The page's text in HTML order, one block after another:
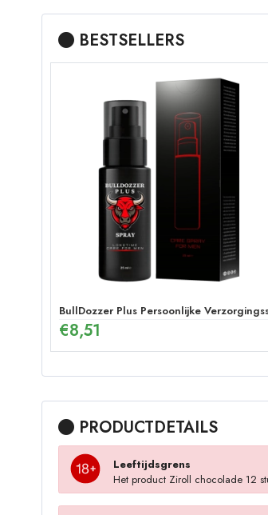
BESTSELLERS
BullDozzer Plus Persoonlijke
€8,51
PRODUCTDETAILS
Leeftijdsgrens
Het product Ziroll chocolade 12